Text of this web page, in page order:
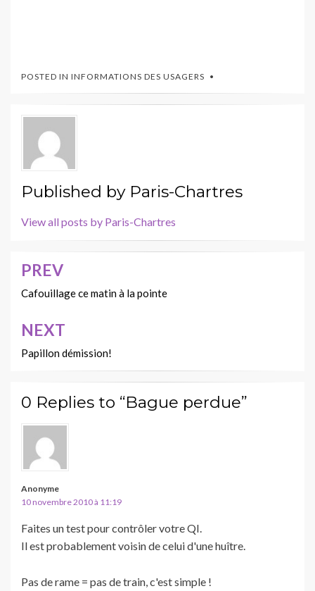
POSTED IN INFORMATIONS DES USAGERS
Published by Paris-Chartres
View all posts by Paris-Chartres
Navigation
de
l’article
PREV
Cafouillage ce matin à la pointe
NEXT
Papillon démission!
0 Replies to “Bague perdue”
Anonyme
10 novembre 2010 à 11:19
Faites un test pour contrôler votre QI.
Il est probablement voisin de celui d'une huître.
Pas de rame = pas de train, c'est simple !